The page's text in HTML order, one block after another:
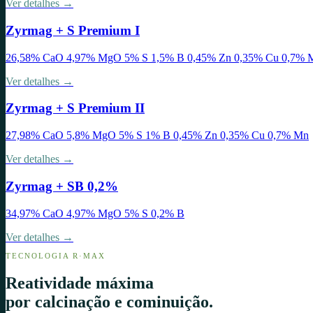
Ver detalhes →
Zyrmag + S Premium I
26,58% CaO 4,97% MgO 5% S 1,5% B 0,45% Zn 0,35% Cu 0,7%
Ver detalhes →
Zyrmag + S Premium II
27,98% CaO 5,8% MgO 5% S 1% B 0,45% Zn 0,35% Cu 0,7% Mn
Ver detalhes →
Zyrmag + SB 0,2%
34,97% CaO 4,97% MgO 5% S 0,2% B
Ver detalhes →
TECNOLOGIA R·MAX
Reatividade máxima
por calcinação e cominuição.